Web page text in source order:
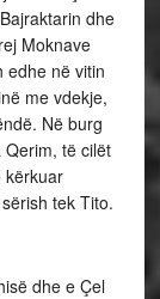
dhe
Moknave
edhe në vitin
me vdekje,
Në burg
të cilët
kërkuar
tek Tito.
dhe e Çel